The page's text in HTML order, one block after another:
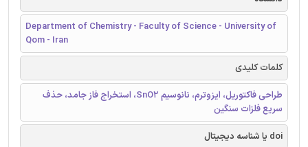
Department of Chemistry - Faculty of Science - University of
Qom - Iran
کلمات کلیدی
طراحی فاکتوریل، ایزوترم، نانوسیم SnO2، استخراج فاز جامد، حذف
سریع فلزات سنگین
doi یا شناسه دیجیتال